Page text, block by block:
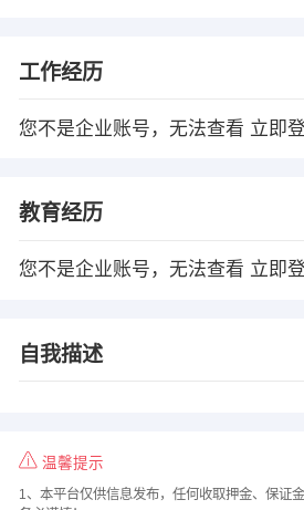
工作经历
您不是企业账号，无法查看 立即
教育经历
您不是企业账号，无法查看 立即
自我描述
温馨提示
1、本平台仅供信息发布，任何收取押金、保证